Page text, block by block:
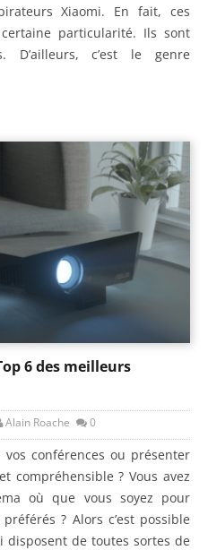
Xiaomi. En fait, ces
particularité. Ils sont
D’ailleurs, c’est le genre
6 des meilleurs
Alain Roache 0
conférences ou présenter
compréhensible ? Vous avez
où que vous soyez pour
? Alors c’est possible
disposent de toutes sortes de